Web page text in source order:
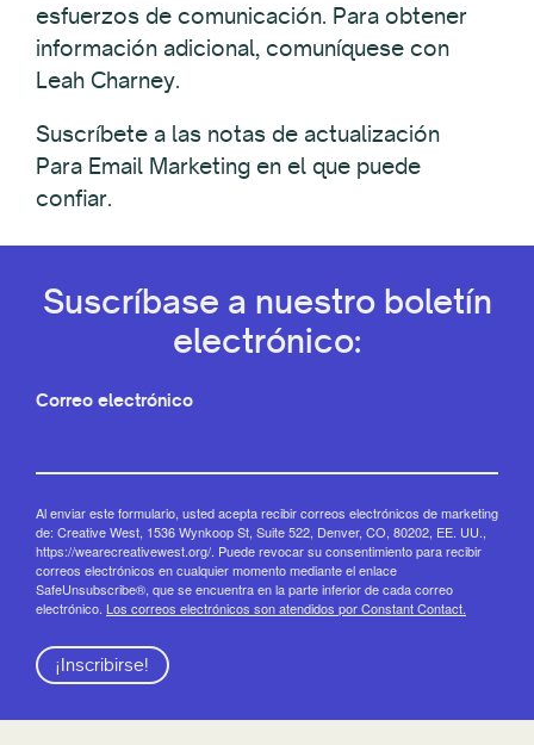
esfuerzos de comunicación. Para obtener
información adicional, comuníquese con
Leah Charney.
Suscríbete a las notas de actualización
Para Email Marketing en el que puede
confiar.
Suscríbase a nuestro boletín
electrónico:
Correo electrónico
Al enviar este formulario, usted acepta recibir correos electrónicos de marketing
de: Creative West, 1536 Wynkoop St, Suite 522, Denver, CO, 80202, EE. UU.,
https://wearecreativewest.org/. Puede revocar su consentimiento para recibir
correos electrónicos en cualquier momento mediante el enlace
SafeUnsubscribe®, que se encuentra en la parte inferior de cada correo
electrónico. Los correos electrónicos son atendidos por Constant Contact.
¡Inscribirse!